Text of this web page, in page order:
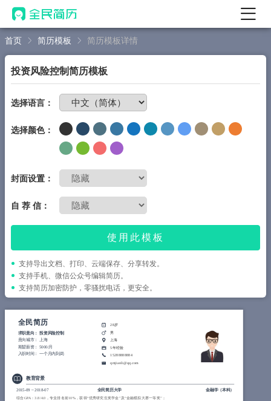
首页
AI 简历工具
AI 优化简历
AI 翻译简历
AI 诊断简历
AI 模拟面试
面试自我介绍
简历教程
登录 / 注册
首页 简历模板 简历模板详情
投资风险控制简历模板
选择语言：
选择颜色：
封面设置：
自 荐 信：
使用此模板
支持导出文档、打印、云端保存、分享转发。
支持手机、微信公众号编辑简历。
支持简历加密防护，零骚扰电话，更安全。
全民简历
求职意向：投资风险控制
意向城市： 上海
期望薪资：5000/月
入职时间：一个月内到岗
28岁
男
上海
5年经验
15288888884
qmjianli@qq.com
教育背景
2015-09 ~2018-07 全民简历大学
金融学（本科）
综合GPA：3.8/4.0，专业排名前10%，获得“优秀研究生奖学金”及“金融模拟大赛一等奖”；